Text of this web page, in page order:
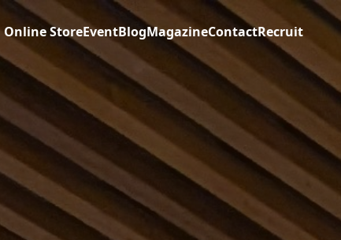
Online StoreEventBlogMagazineContactRecruit